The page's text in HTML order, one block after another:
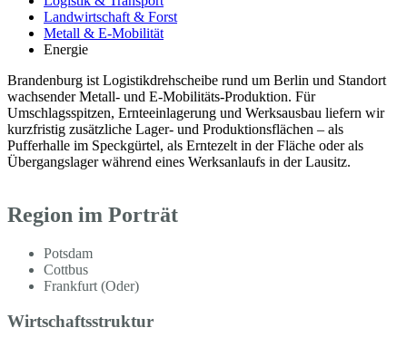
Landwirtschaft & Forst
Metall & E-Mobilität
Energie
Brandenburg ist Logistikdrehscheibe rund um Berlin und Standort
wachsender Metall- und E-Mobilitäts-Produktion. Für
Umschlagsspitzen, Ernteeinlagerung und Werksausbau liefern wir
kurzfristig zusätzliche Lager- und Produktionsflächen – als
Pufferhalle im Speckgürtel, als Erntezelt in der Fläche oder als
Übergangslager während eines Werksanlaufs in der Lausitz.
Region im Porträt
Potsdam
Cottbus
Frankfurt (Oder)
Wirtschaftsstruktur